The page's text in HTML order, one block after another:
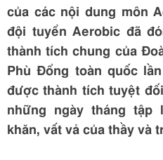
của các nội dung môn
đội tuyển Aerobic đã
thành tích chung của
Phù Đổng toàn quốc
được thành tích tuyệt
những ngày tháng tập
khăn, vất vả của thầy và